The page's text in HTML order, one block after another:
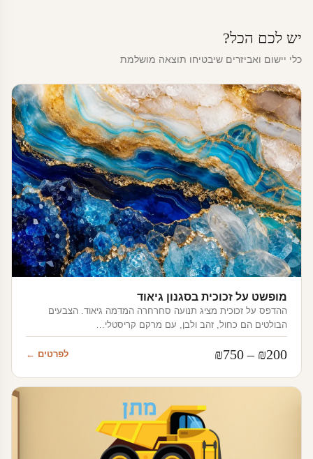
יש לכם הכל?
כלי יישום ואביזרים שיבטיחו תוצאה מושלמת
מופשט על זכוכית בסגנון גיאוד
ההדפס על זכוכית מציג תנועה סחרחרה המדמה גיאוד. הצבעים
הבולטים הם כחול, זהב ולבן, עם מרקם קריסטלי…
₪200
–
₪750
מחירים:
עד
לפרטים ←